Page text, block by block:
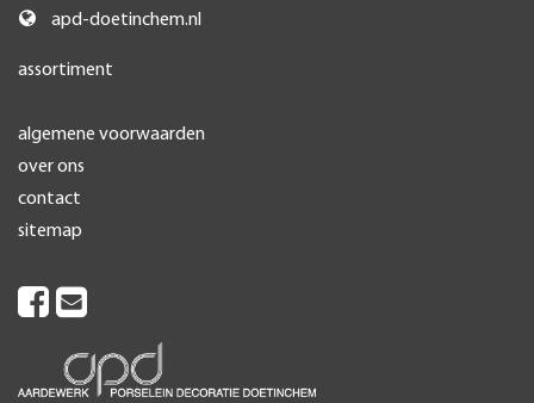
apd-doetinchem.nl
assortiment
algemene voorwaarden
over ons
contact
sitemap